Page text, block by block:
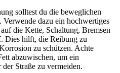
solltest du die beweglichen
Verwende dazu ein hochwertiges
die Kette, Schaltung, Bremsen
Dies hilft, die Reibung zu
zu schützen. Achte
abzuwischen, um ein
Straße zu vermeiden.